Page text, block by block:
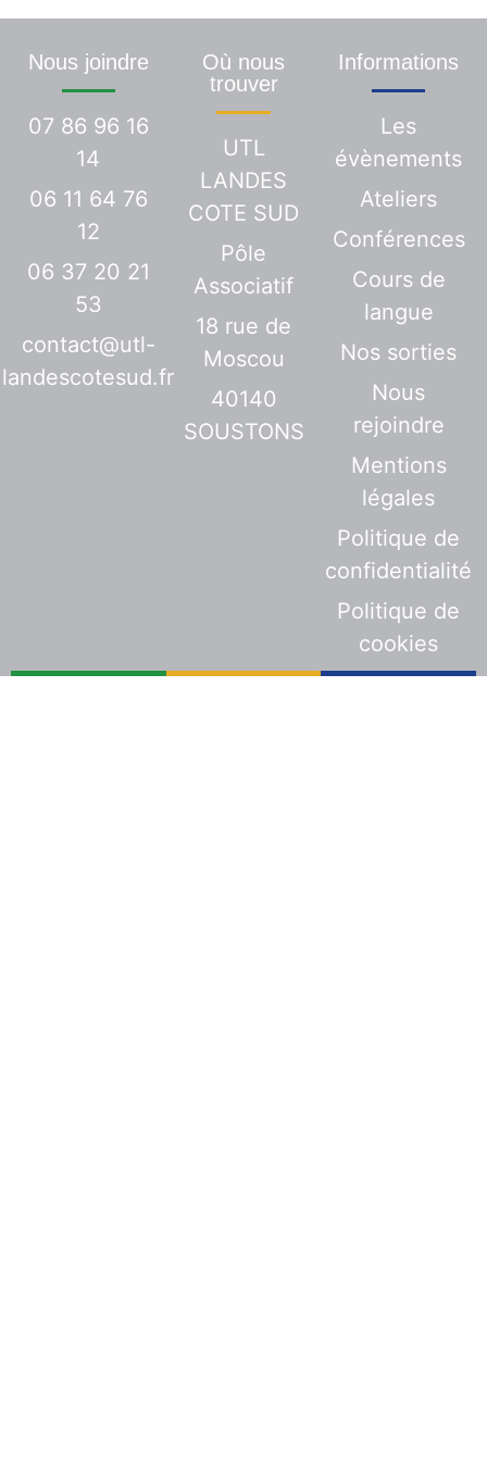
Nous joindre
07 86 96 16
14
06 11 64 76
12
06 37 20 21
53
contact@utl-
landescotesud.fr
Où nous
trouver
UTL
LANDES
COTE SUD
Pôle
Associatif
18 rue de
Moscou
40140
SOUSTONS
Informations
Les
évènements
Ateliers
Conférences
Cours de
langue
Nos sorties
Nous
rejoindre
Mentions
légales
Politique de
confidentialité
Politique de
cookies